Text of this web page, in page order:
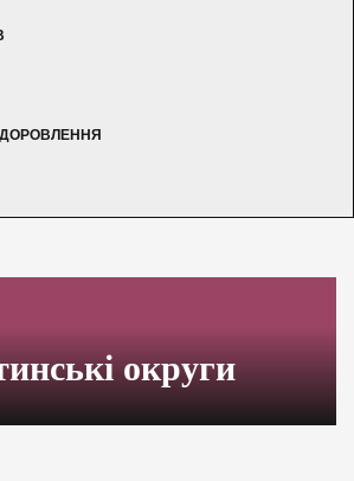
округи